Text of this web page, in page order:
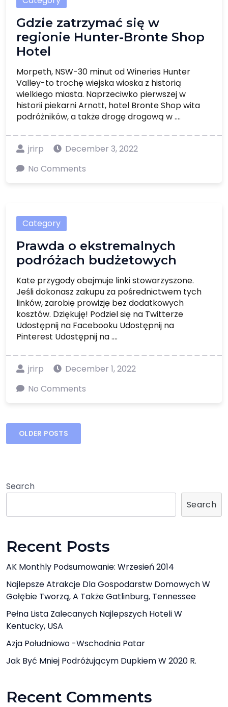
Gdzie zatrzymać się w
regionie Hunter-Bronte Shop
Hotel
Morpeth, NSW-30 minut od Wineries Hunter
Valley-to trochę wiejska wioska z historią
wielkiego miasta. Naprzeciwko pierwszej w
historii piekarni Arnott, hotel Bronte Shop wita
podróżników, a także drogę drogową w ....
jrirp
December 3, 2022
No Comments
Category
Prawda o ekstremalnych
podróżach budżetowych
Kate przygody obejmuje linki stowarzyszone.
Jeśli dokonasz zakupu za pośrednictwem tych
linków, zarobię prowizję bez dodatkowych
kosztów. Dziękuję! Podziel się na Twitterze
Udostępnij na Facebooku Udostępnij na
Pinterest Udostępnij na ....
jrirp
December 1, 2022
No Comments
Posts
OLDER POSTS
Search
Search
Recent Posts
AK Monthly Podsumowanie: Wrzesień 2014
Najlepsze Atrakcje Dla Gospodarstw Domowych W
Gołębie Tworzą, A Także Gatlinburg, Tennessee
Pełna Lista Zalecanych Najlepszych Hoteli W
Kentucky, USA
Azja Południowo -Wschodnia Patar
Jak Być Mniej Podróżującym Dupkiem W 2020 R.
Recent Comments